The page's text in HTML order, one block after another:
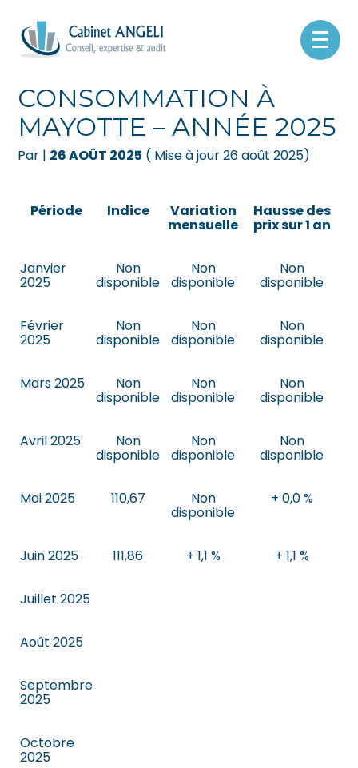
Aller
au
Créer et reprendre une activité
Gérer votre quotidien
Piloter votre entreprise
Développer votre entreprise
Construire votre patrimoine
électronique
Pilotez votre gestion
Suivre votre comptabilité
Gérer vos ressources humaines
Dématérialiser vos documents
CONSOMMATION À
MAYOTTE – ANNÉE 2025
Par | 26 AOÛT 2025 ( Mise à jour 26 août 2025)
Période Indice Variation
mensuelle
Hausse des
prix sur 1 an
Janvier
2025
Non
disponible
Non
disponible
Non
disponible
Février
2025
Non
disponible
Non
disponible
Non
disponible
Mars 2025 Non
disponible
Non
disponible
Non
disponible
Avril 2025 Non
disponible
Non
disponible
Non
disponible
Mai 2025 110,67 Non
disponible
+ 0,0 %
Juin 2025 111,86 + 1,1 % + 1,1 %
Juillet 2025
Août 2025
Septembre
2025
Octobre
2025